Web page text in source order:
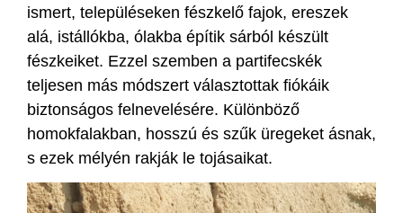
ismert, településeken fészkelő fajok, ereszek
alá, istállókba, ólakba építik sárból készült
fészkeiket. Ezzel szemben a partifecskék
teljesen más módszert választottak fiókáik
biztonságos felnevelésére. Különböző
homokfalakban, hosszú és szűk üregeket ásnak,
s ezek mélyén rakják le tojásaikat.